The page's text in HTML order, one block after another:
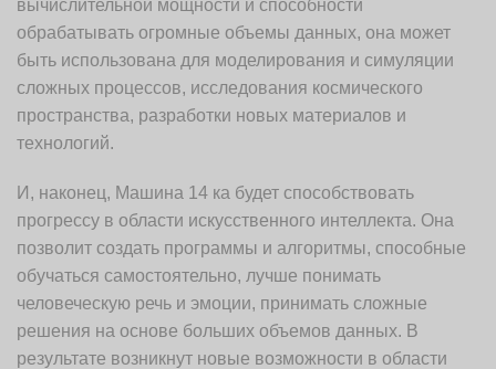
вычислительной мощности и способности
обрабатывать огромные объемы данных, она может
быть использована для моделирования и симуляции
сложных процессов, исследования космического
пространства, разработки новых материалов и
технологий.
И, наконец, Машина 14 ка будет способствовать
прогрессу в области искусственного интеллекта. Она
позволит создать программы и алгоритмы, способные
обучаться самостоятельно, лучше понимать
человеческую речь и эмоции, принимать сложные
решения на основе больших объемов данных. В
результате возникнут новые возможности в области